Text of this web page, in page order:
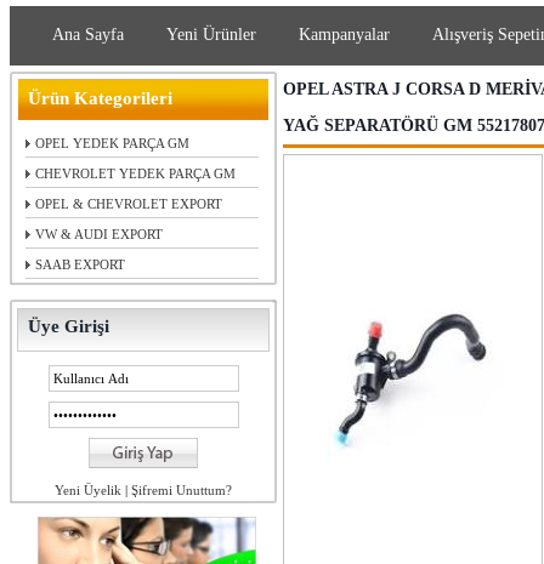
Ana Sayfa Yeni Ürünler Kampanyalar Alışveriş
Ürün Kategorileri
OPEL YEDEK PARÇA GM
CHEVROLET YEDEK PARÇA GM
OPEL & CHEVROLET EXPORT
VW & AUDI EXPORT
SAAB EXPORT
Üye Girişi
Yeni Üyelik | Şifremi Unuttum?
OPEL ASTRA J CORSA D
YAĞ SEPARATÖRÜ GM